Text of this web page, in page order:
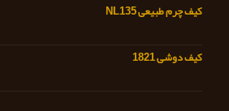
کیف چرم طبیعی NL135
کیف دوشی 1821